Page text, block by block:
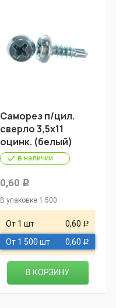
Саморез п/цил.
сверло 3,5х11
оцинк. (белый)
в наличии
0,60 Р
В упаковке 1 500
От 1 шт 0,60 Р
От 1 500 шт 0,60 Р
В КОРЗИНУ